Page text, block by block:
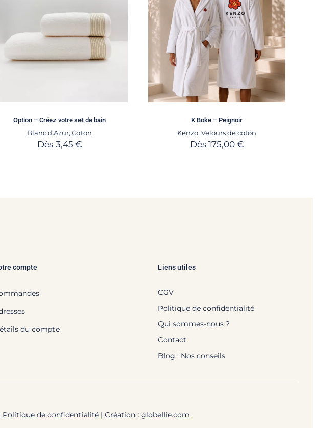
Option – Créez votre set de bain
Blanc d'Azur,Coton
Dès 3,45 €
K Boke – Peignoir
Kenzo,Velours de coton
Dès175,00€
compte
du compte
Liens utiles
CGV
Politique de confidentialité
Qui sommes-nous ?
Contact
Blog : Nos conseils
Politique de confidentialité | Création : globellie.com